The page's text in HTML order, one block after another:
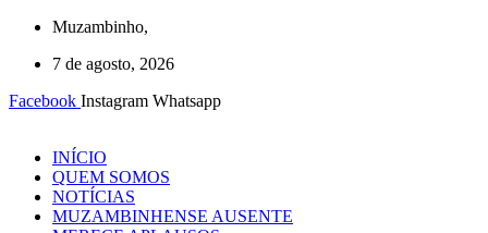
Muzambinho,
7 de agosto, 2026
Facebook Instagram Whatsapp
INÍCIO
QUEM SOMOS
NOTÍCIAS
MUZAMBINHENSE AUSENTE